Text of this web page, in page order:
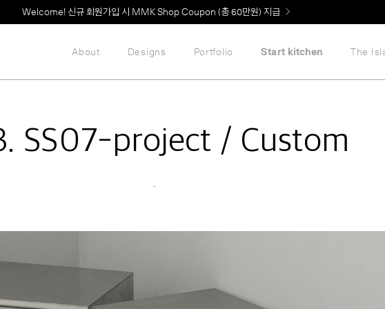
Welcome! 신규 회원가입 시 MMK Shop Coupon (총 60만원) 지급
About Designs Portfolio Start kitchen The
SS07-project / Custom
–